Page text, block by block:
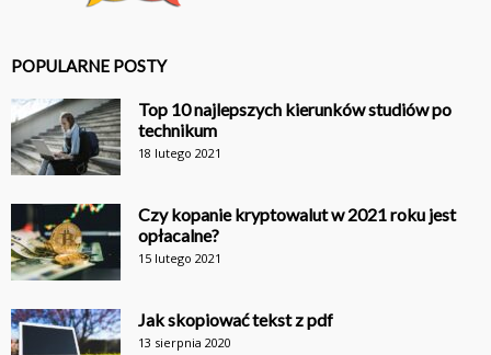
POPULARNE POSTY
Top 10 najlepszych kierunków studiów po
technikum
18 lutego 2021
Czy kopanie kryptowalut w 2021 roku jest
opłacalne?
15 lutego 2021
Jak skopiować tekst z pdf
13 sierpnia 2020